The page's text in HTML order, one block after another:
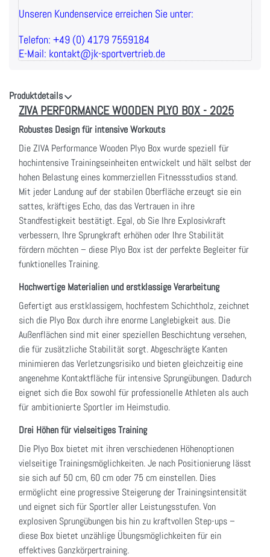
Unseren Kundenservice erreichen Sie unter:
Telefon: +49 (0) 4179 7559184
E-Mail: kontakt@jk-sportvertrieb.de
Produktdetails
ZIVA PERFORMANCE WOODEN PLYO BOX - 2025
Robustes Design für intensive Workouts
Die ZIVA Performance Wooden Plyo Box wurde speziell für
hochintensive Trainingseinheiten entwickelt und hält selbst der
hohen Belastung eines kommerziellen Fitnessstudios stand.
Mit jeder Landung auf der stabilen Oberfläche erzeugt sie ein
sattes, kräftiges Echo, das das Vertrauen in ihre
Standfestigkeit bestätigt. Egal, ob Sie Ihre Explosivkraft
verbessern, Ihre Sprungkraft erhöhen oder Ihre Stabilität
fördern möchten – diese Plyo Box ist der perfekte Begleiter für
funktionelles Training.
Hochwertige Materialien und erstklassige Verarbeitung
Gefertigt aus erstklassigem, hochfestem Schichtholz, zeichnet
sich die Plyo Box durch ihre enorme Langlebigkeit aus. Die
Außenflächen sind mit einer speziellen Beschichtung versehen,
die für zusätzliche Stabilität sorgt. Abgeschrägte Kanten
minimieren das Verletzungsrisiko und bieten gleichzeitig eine
angenehme Kontaktfläche für intensive Sprungübungen. Dadurch
eignet sich die Box sowohl für professionelle Athleten als auch
für ambitionierte Sportler im Heimstudio.
Drei Höhen für vielseitiges Training
Die Plyo Box bietet mit ihren verschiedenen Höhenoptionen
vielseitige Trainingsmöglichkeiten. Je nach Positionierung lässt
sie sich auf 50 cm, 60 cm oder 75 cm einstellen. Dies
ermöglicht eine progressive Steigerung der Trainingsintensität
und eignet sich für Sportler aller Leistungsstufen. Von
explosiven Sprungübungen bis hin zu kraftvollen Step-ups –
diese Box bietet unzählige Übungsmöglichkeiten für ein
effektives Ganzkörpertraining.